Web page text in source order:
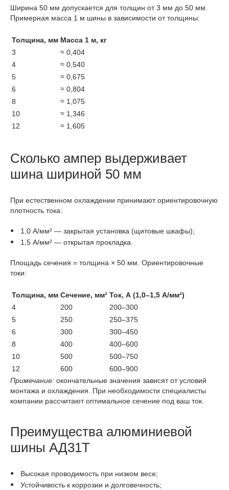
Ширина 50 мм допускается для толщин от 3 мм до 50 мм.
Примерная масса 1 м шины в зависимости от толщины:
Толщина, мм Масса 1 м, кг
3
≈ 0,404
4
≈ 0,540
5
≈ 0,675
6
≈ 0,804
8
≈ 1,075
10
≈ 1,346
12
≈ 1,605
Сколько ампер выдерживает
шина шириной 50 мм
При естественном охлаждении принимают ориентировочную
плотность тока:
1,0 А/мм² — закрытая установка (щитовые шкафы);
1,5 А/мм² — открытая прокладка.
Площадь сечения = толщина × 50 мм. Ориентировочные
токи:
Толщина, мм Сечение, мм² Ток, А (1,0–1,5 А/мм²)
4
200
200–300
5
250
250–375
6
300
300–450
8
400
400–600
10
500
500–750
12
600
600–900
Примечание: окончательные значения зависят от условий
монтажа и охлаждения. При необходимости специалисты
компании рассчитают оптимальное сечение под ваш ток.
Преимущества алюминиевой
шины АД31Т
Высокая проводимость при низком весе;
Устойчивость к коррозии и долговечность;